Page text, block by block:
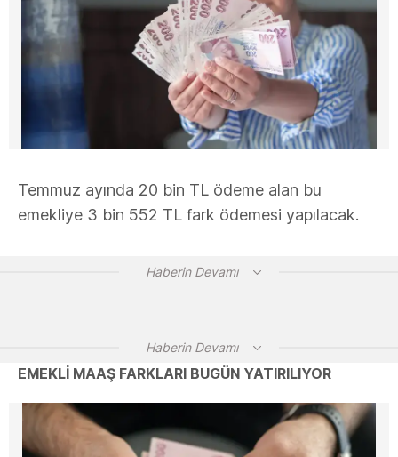
Temmuz ayında 20 bin TL ödeme alan bu
emekliye 3 bin 552 TL fark ödemesi yapılacak.
Haberin Devamı
Haberin Devamı
EMEKLİ MAAŞ FARKLARI BUGÜN YATIRILIYOR